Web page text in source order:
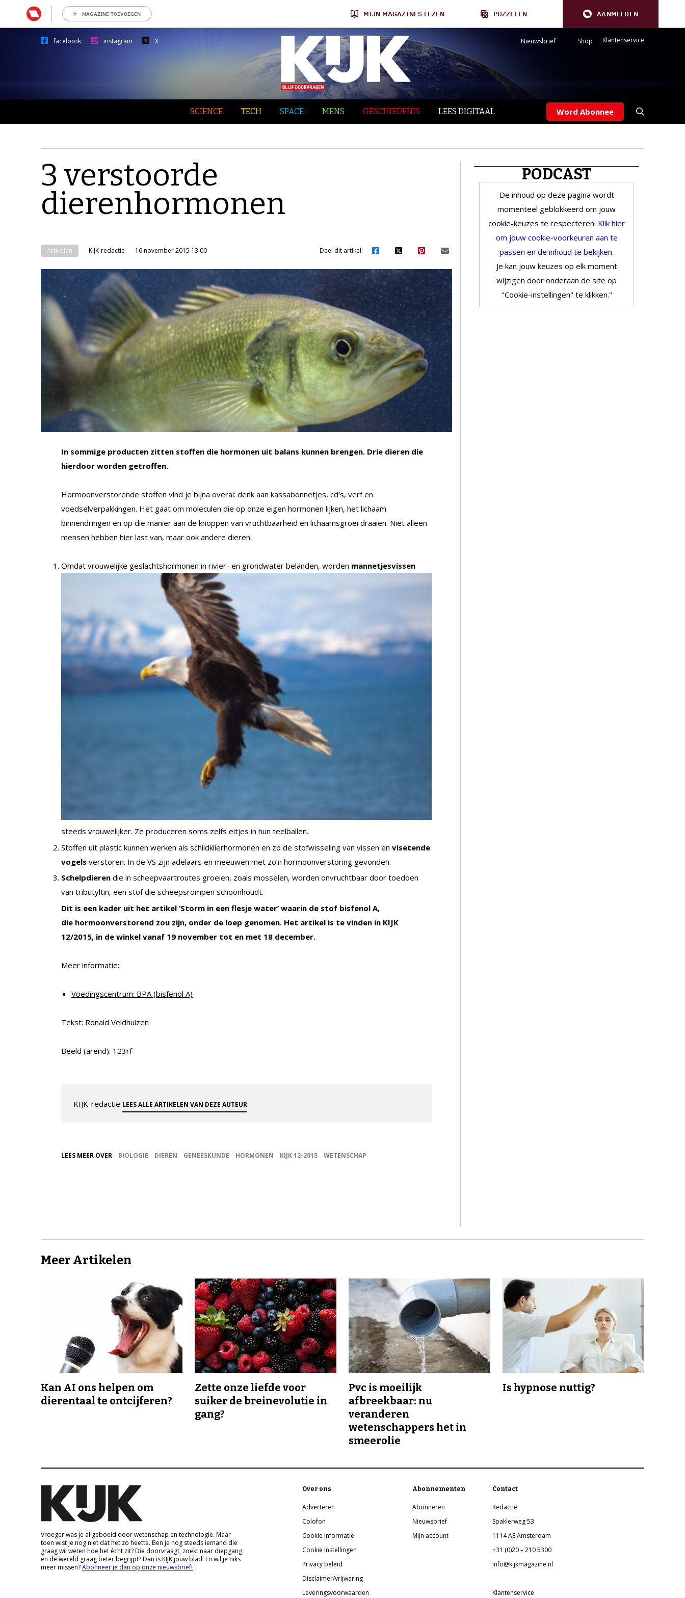
MAGAZINE TOEVOEGEN MIJN MAGAZINES LEZEN PUZZELEN AANMELDEN
facebook instagram X Nieuwsbrief Shop Klantenservice
SCIENCE TECH SPACE MENS GESCHIEDENIS LEES DIGITAAL Word Abonnee
3 verstoorde
dierenhormonen
Artikelen KIJK-redactie 16 november 2015 13:00 Deel dit artikel:
In sommige producten zitten stoffen die hormonen uit balans kunnen brengen. Drie dieren die
hierdoor worden getroffen.
Hormoonverstorende stoffen vind je bijna overal: denk aan kassabonnetjes, cd’s, verf en
voedselverpakkingen. Het gaat om moleculen die op onze eigen hormonen lijken, het lichaam
binnendringen en op die manier aan de knoppen van vruchtbaarheid en lichaamsgroei draaien. Niet alleen
mensen hebben hier last van, maar ook andere dieren.
Omdat vrouwelijke geslachtshormonen in rivier- en grondwater belanden, worden mannetjesvissen
steeds vrouwelijker. Ze produceren soms zelfs eitjes in hun teelballen.
Stoffen uit plastic kunnen werken als schildklierhormonen en zo de stofwisseling van vissen en visetende
vogels verstoren. In de VS zijn adelaars en meeuwen met zo’n hormoonverstoring gevonden.
Schelpdieren die in scheepvaartroutes groeien, zoals mosselen, worden onvruchtbaar door toedoen
van tributyltin, een stof die scheepsrompen schoonhoudt.
Dit is een kader uit het artikel ‘Storm in een flesje water’ waarin de stof bisfenol A,
die hormoonverstorend zou zijn, onder de loep genomen. Het artikel is te vinden in KIJK
12/2015, in de winkel vanaf 19 november tot en met 18 december.
Meer informatie:
Voedingscentrum: BPA (bisfenol A)
Tekst: Ronald Veldhuizen
Beeld (arend): 123rf
KIJK-redactie LEES ALLE ARTIKELEN VAN DEZE AUTEUR.
LEES MEER OVER BIOLOGIE DIEREN GENEESKUNDE HORMONEN KIJK 12-2015 WETENSCHAP
PODCAST
De inhoud op deze pagina wordt
momenteel geblokkeerd om jouw
cookie-keuzes te respecteren. Klik hier
om jouw cookie-voorkeuren aan te
passen en de inhoud te bekijken.
Je kan jouw keuzes op elk moment
wijzigen door onderaan de site op
"Cookie-instellingen" te klikken."
Meer Artikelen
Kan AI ons helpen om
dierentaal te ontcijferen?
Zette onze liefde voor
suiker de breinevolutie in
gang?
Pvc is moeilijk
afbreekbaar: nu
veranderen
wetenschappers het in
smeerolie
Is hypnose nuttig?
Vroeger was je al geboeid door wetenschap en technologie. Maar
toen wist je nog niet dat het zo heette. Ben je nog steeds iemand die
graag wil weten hoe het écht zit? Die doorvraagt, zoekt naar diepgang
en de wereld graag beter begrijpt? Dan is KIJK jouw blad. En wil je niks
meer missen?Abonneer je dan op onze nieuwsbrief!
Over ons
Adverteren
Colofon
Cookie informatie
Cookie Instellingen
Privacy beleid
Disclaimer/vrijwaring
Leveringsvoorwaarden
Abonnementen
Abonneren
Nieuwsbrief
Mijn account
Contact
Redactie
Spaklerweg 53
1114 AE Amsterdam
+31 (0)20 – 210 5300
info@kijkmagazine.nl
Klantenservice